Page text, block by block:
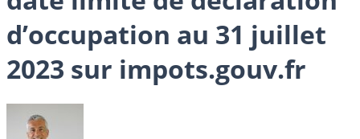
d’occupation au 31 juillet
2023 sur impots.gouv.fr